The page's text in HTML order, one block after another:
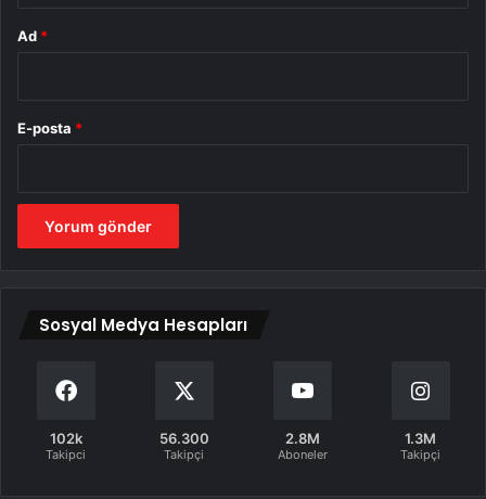
Ad *
E-posta *
Sosyal Medya Hesapları
102k
Takipci
56.300
Takipçi
2.8M
Aboneler
1.3M
Takipçi